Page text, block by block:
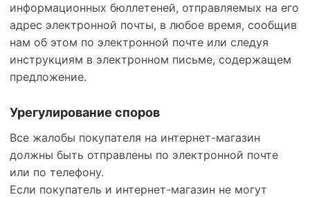
информационных бюллетеней, отправляемых на его
адрес электронной почты, в любое время, сообщив
нам об этом по электронной почте или следуя
инструкциям в электронном письме, содержащем
предложение.
Урегулирование споров
Все жалобы покупателя на интернет-магазин
должны быть отправлены по электронной почте
или по телефону.
Если покупатель и интернет-магазин не могут